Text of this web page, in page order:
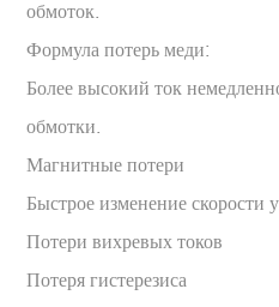
обмоток.
Формула потерь меди:
Более высокий ток
обмотки.
Магнитные потери
Быстрое изменение скорости
Потери вихревых токов
Потеря гистерезиса